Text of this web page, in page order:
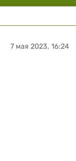
7 мая 2023, 16:24